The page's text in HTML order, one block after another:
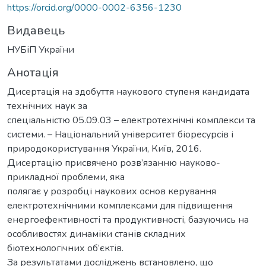
https://orcid.org/0000-0002-6356-1230
Видавець
НУБіП України
Анотація
Дисертація на здобуття наукового ступеня кандидата
технічних наук за
спеціальністю 05.09.03 – електротехнічні комплекси та
системи. – Національний університет біоресурсів і
природокористування України, Київ, 2016.
Дисертацію присвячено розв’язанню науково-
прикладної проблеми, яка
полягає у розробці наукових основ керування
електротехнічними комплексами для підвищення
енергоефективності та продуктивності, базуючись на
особливостях динаміки станів складних
біотехнологічних об’єктів.
За результатами досліджень встановлено, що